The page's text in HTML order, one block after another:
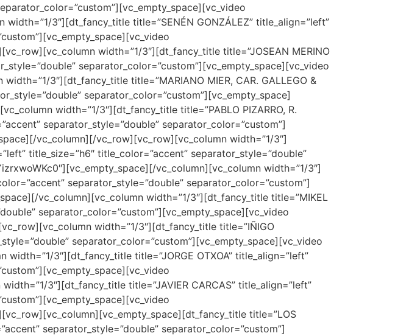
3″][dt_fancy_title title=”SENÉN GONZÁLEZ” title_align=”left”
width=”1/3″][dt_fancy_title title=”JOSEAN MERINO
separator_color=”custom”][vc_empty_space][vc_video
3″][dt_fancy_title title=”MARIANO MIER, CAR. GALLEGO &
separator_color=”custom”][vc_empty_space]
width=”1/3″][dt_fancy_title title=”PABLO PIZARRO, R.
separator_style=”double” separator_color=”custom”]
vc_column][/vc_row][vc_row][vc_column width=”1/3″]
title_size=”h6″ title_color=”accent” separator_style=”double”
vc_column][vc_column width=”1/3″]
separator_style=”double” separator_color=”custom”]
vc_column][vc_column width=”1/3″][dt_fancy_title title=”MIKEL
separator_color=”custom”][vc_empty_space][vc_video
width=”1/3″][dt_fancy_title title=”IÑIGO
separator_color=”custom”][vc_empty_space][vc_video
3″][dt_fancy_title title=”JORGE OTXOA” title_align=”left”
3″][dt_fancy_title title=”JAVIER CARCAS” title_align=”left”
title=”LOS
separator_style=”double” separator_color=”custom”]